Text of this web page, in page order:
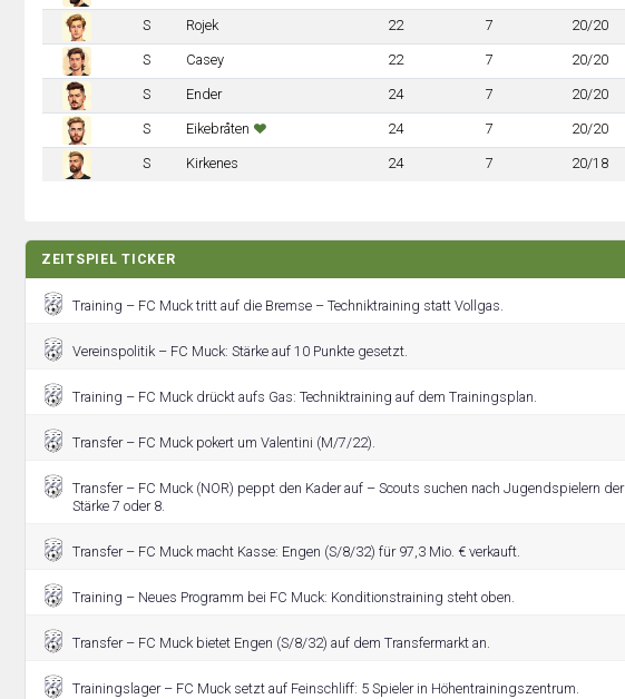
S Rojek 22 7 20/20
S Casey 22 7 20/20
S Ender 24 7 20/20
S Eikebråten 24 7 20/20
S Kirkenes 24 7 20/18
ZEITSPIEL TICKER
Training – FC Muck tritt auf die Bremse – Techniktraining statt Vollgas.
Vereinspolitik – FC Muck: Stärke auf 10 Punkte gesetzt.
Training – FC Muck drückt aufs Gas: Techniktraining auf dem Trainingsplan.
Transfer – FC Muck pokert um Valentini (M/7/22).
Transfer – FC Muck (NOR) peppt den Kader auf – Scouts suchen nach Jugendspielern der
Stärke 7 oder 8.
Transfer – FC Muck macht Kasse: Engen (S/8/32) für 97,3 Mio. € verkauft.
Training – Neues Programm bei FC Muck: Konditionstraining steht oben.
Transfer – FC Muck bietet Engen (S/8/32) auf dem Transfermarkt an.
Trainingslager – FC Muck setzt auf Feinschliff: 5 Spieler in Höhentrainingszentrum.